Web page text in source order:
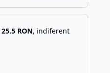
25.5 RON, indiferent